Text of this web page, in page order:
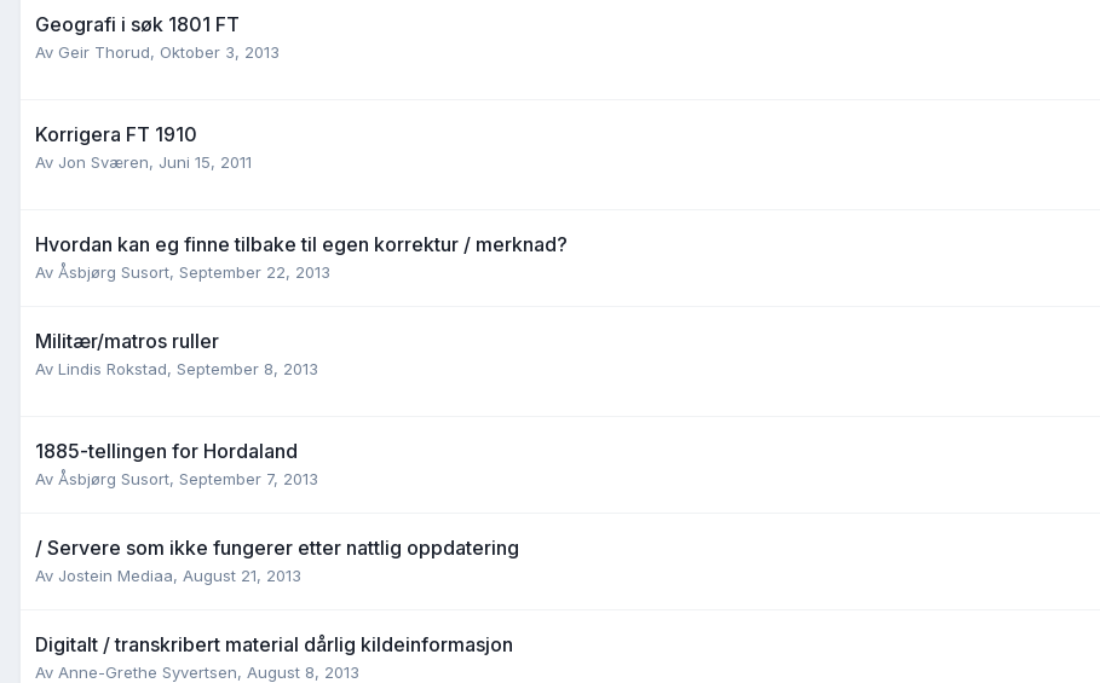
Geografi i søk 1801 FT
Av Geir Thorud, Oktober 3, 2013
Korrigera FT 1910
Av Jon Sværen, Juni 15, 2011
Hvordan kan eg finne tilbake til egen korrektur / merknad?
Av Åsbjørg Susort, September 22, 2013
Militær/matros ruller
Av Lindis Rokstad, September 8, 2013
1885-tellingen for Hordaland
Av Åsbjørg Susort, September 7, 2013
/ Servere som ikke fungerer etter nattlig oppdatering
Av Jostein Mediaa, August 21, 2013
Digitalt / transkribert material dårlig kildeinformasjon
Av Anne-Grethe Syvertsen, August 8, 2013